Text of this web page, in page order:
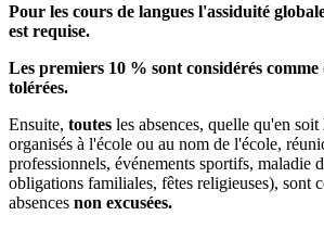
Pour les cours de langues l'assiduité
est requise.
Les premiers 10 % sont considérés comme
tolérées.
Ensuite, toutes les absences, quelle qu'en
organisés à l'école ou au nom de l'école,
professionnels, événements sportifs, maladie
obligations familiales, fêtes religieuses), sont
absences non excusées.